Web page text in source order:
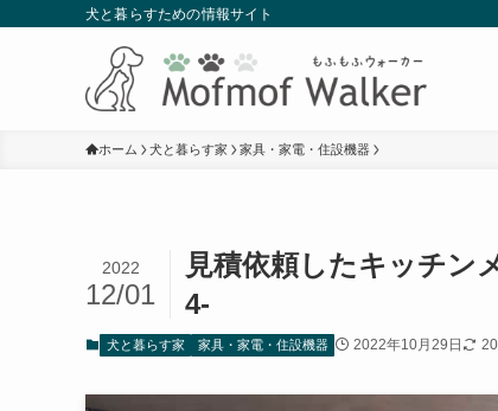
犬と暮らすための情報サイト
ホーム 犬と暮らす家 家具・家電・住設機器
見積依頼したキッチン
4-
2022
12/01
犬と暮らす家 家具・家電・住設機器 2022年10月29日